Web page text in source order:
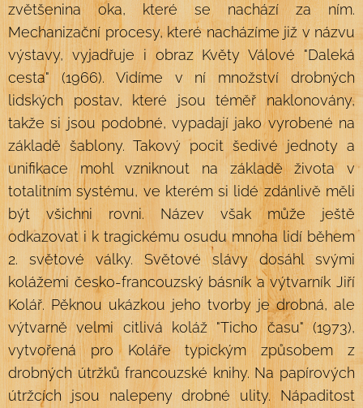
zvětšenina oka, které se nachází za ním.
Mechanizační procesy, které nacházíme již v názvu
výstavy, vyjadřuje i obraz Květy Válové "Daleká
cesta" (1966). Vidíme v ní množství drobných
lidských postav, které jsou téměř naklonovány,
takže si jsou podobné, vypadají jako vyrobené na
základě šablony. Takový pocit šedivé jednoty a
unifikace mohl vzniknout na základě života v
totalitním systému, ve kterém si lidé zdánlivě měli
být všichni rovni. Název však může ještě
odkazovat i k tragickému osudu mnoha lidí během
2. světové války. Světové slávy dosáhl svými
kolážemi česko-francouzský básník a výtvarník Jiří
Kolář. Pěknou ukázkou jeho tvorby je drobná, ale
výtvarně velmi citlivá koláž "Ticho času" (1973),
vytvořená pro Koláře typickým způsobem z
drobných útržků francouzské knihy. Na papírových
útržcích jsou nalepeny drobné ulity. Nápaditost